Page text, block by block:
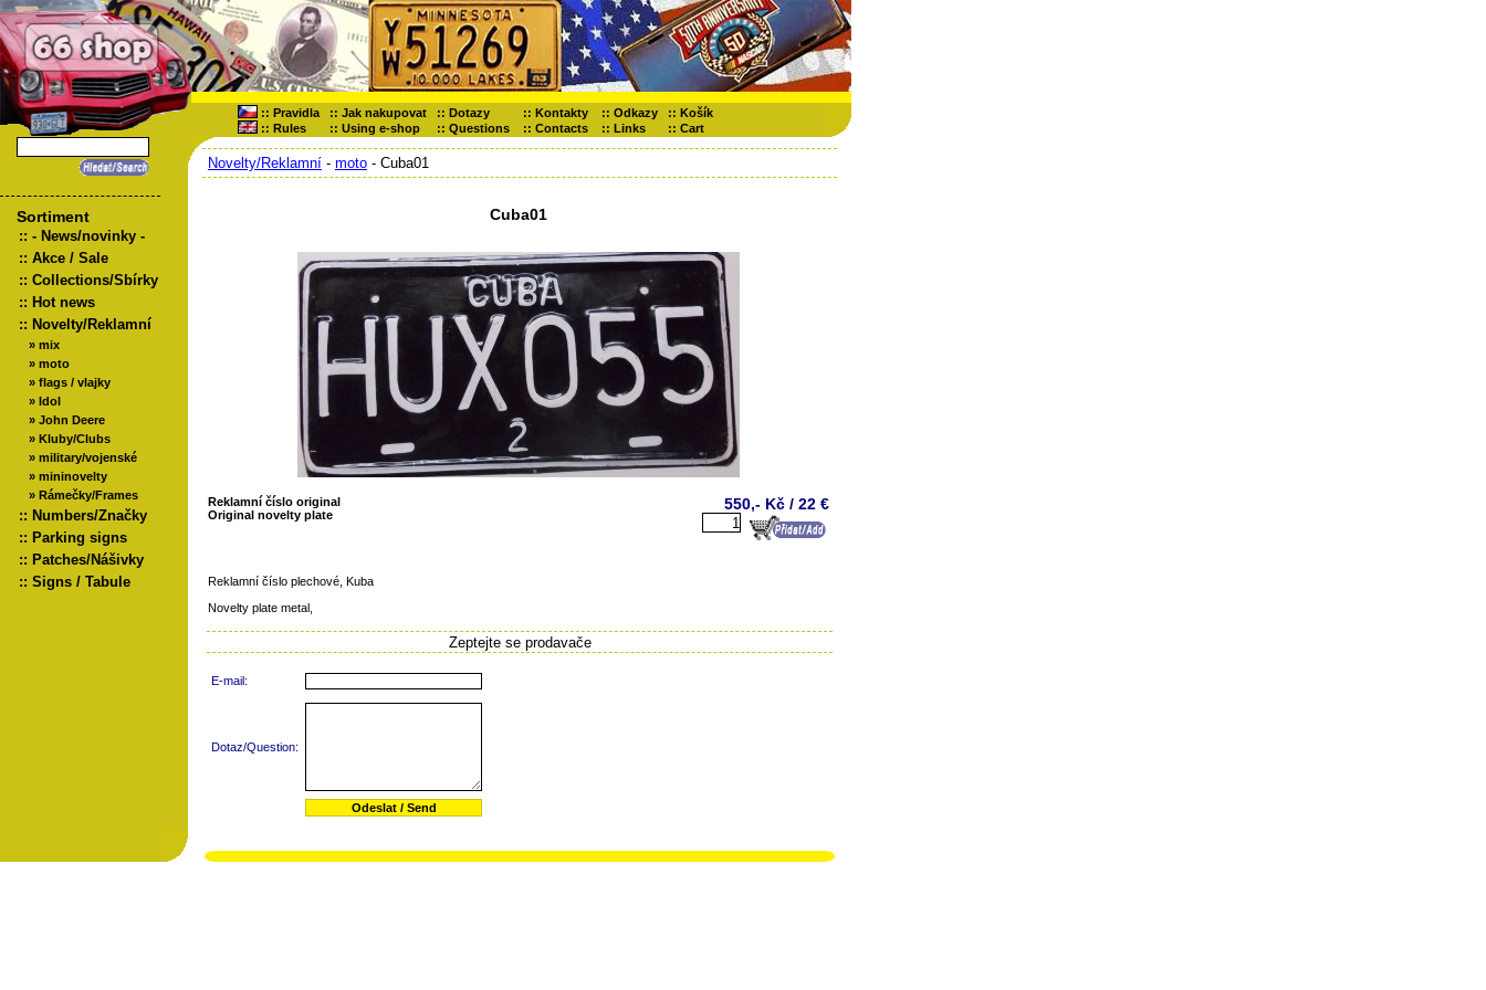
:: Pravidla :: Jak nakupovat :: Dotazy :: Kontakty :: Odkazy :: Košík
:: Rules :: Using e-shop :: Questions :: Contacts :: Links :: Cart
Sortiment
:: - News/novinky -
:: Akce / Sale
:: Collections/Sbírky
:: Hot news
:: Novelty/Reklamní
» mix
» moto
» flags / vlajky
» Idol
» John Deere
» Kluby/Clubs
» military/vojenské
» mininovelty
» Rámečky/Frames
:: Numbers/Značky
:: Parking signs
:: Patches/Nášivky
:: Signs / Tabule
Novelty/Reklamní - moto - Cuba01
Cuba01
Reklamní číslo original
Original novelty plate
550,- Kč / 22 €
Reklamní číslo plechové, Kuba
Novelty plate metal,
Zeptejte se prodavače
E-mail:
Dotaz/Question: